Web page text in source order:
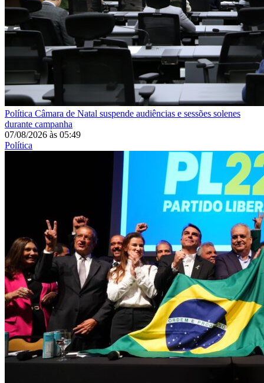
Política Câmara de Natal suspende audiências e sessões solenes
durante campanha
07/08/2026 às 05:49
Política